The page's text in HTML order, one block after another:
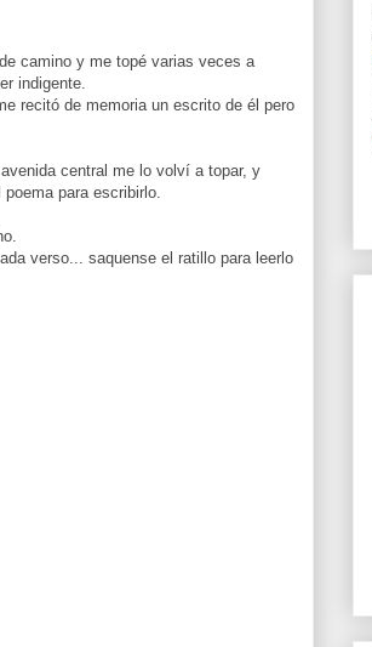
camino y me topé varias veces a
indigente.
recitó de memoria un escrito de él pero
central me lo volví a topar, y
para escribirlo.
verso... saquense el ratillo para leerlo